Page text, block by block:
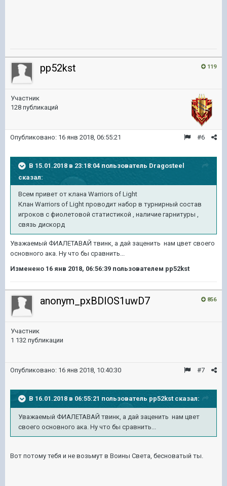
119
pp52kst
Участник
128 публикаций
#6
Опубликовано: 16 янв 2018, 06:55:21
В 15.01.2018 в 23:18:04 пользователь Dragosteel
сказал:
Всем привет от клана Warriors of Light
Клан Warriors of Light проводит набор в турнирный состав
игроков с фиолетовой статистикой , наличие гарнитуры ,
связь дискорд
Уважаемый ФИАЛЕТАВАЙ твинк, а дай заценить нам цвет своего
основного ака. Ну что бы сравнить...
Изменено 16 янв 2018, 06:56:39 пользователем pp52kst
856
anonym_pxBDIOS1uwD7
Участник
1 132 публикации
#7
Опубликовано: 16 янв 2018, 10:40:30
В 16.01.2018 в 06:55:21 пользователь pp52kst сказал:
Уважаемый ФИАЛЕТАВАЙ твинк, а дай заценить нам цвет
своего основного ака. Ну что бы сравнить...
Вот потому тебя и не возьмут в Воины Света, бесноватый ты.